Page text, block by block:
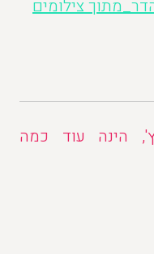
הינה עוד כמה